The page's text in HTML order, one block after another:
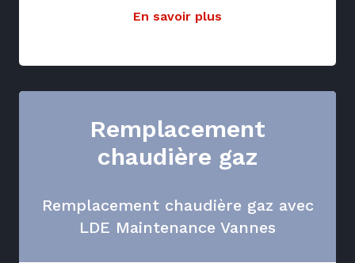
En savoir plus
Remplacement
chaudière gaz
Remplacement chaudière gaz avec
LDE Maintenance Vannes